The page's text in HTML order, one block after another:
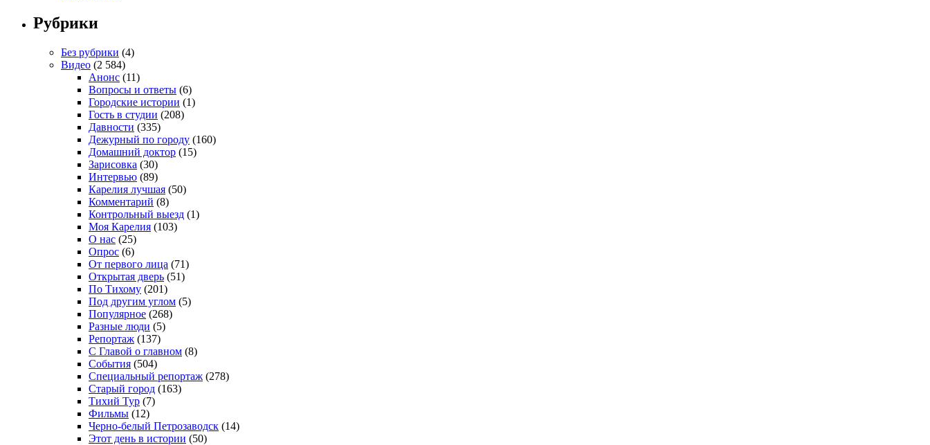
Рубрики
Без рубрики (4)
Видео (2 584)
Анонс (11)
Вопросы и ответы (6)
Городские истории (1)
Гость в студии (208)
Давности (335)
Дежурный по городу (160)
Домашний доктор (15)
Зарисовка (30)
Интервью (89)
Карелия лучшая (50)
Комментарий (8)
Контрольный выезд (1)
Моя Карелия (103)
О нас (25)
Опрос (6)
От первого лица (71)
Открытая дверь (51)
По Тихому (201)
Под другим углом (5)
Популярное (268)
Разные люди (5)
Репортаж (137)
С Главой о главном (8)
События (504)
Специальный репортаж (278)
Старый город (163)
Тихий Тур (7)
Фильмы (12)
Черно-белый Петрозаводск (14)
Этот день в истории (50)